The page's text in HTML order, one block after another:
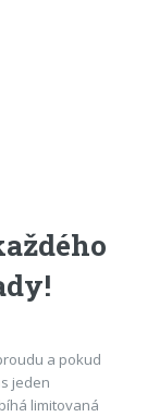
a pokud
jeden
limitovaná